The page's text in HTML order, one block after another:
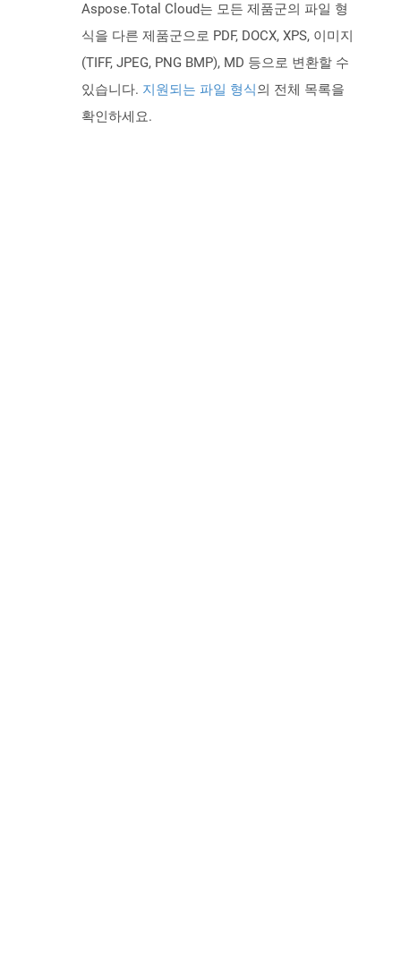
Aspose.Total Cloud는 모든 제품군의 파일 형
식을 다른 제품군으로 PDF, DOCX, XPS, 이미지
(TIFF, JPEG, PNG BMP), MD 등으로 변환할 수
있습니다. 지원되는 파일 형식의 전체 목록을
확인하세요.